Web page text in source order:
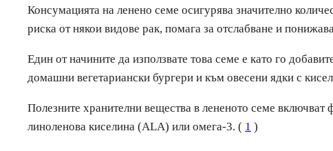
Консумацията на ленено семе осигурява значително
риска от някои видове рак, помага за отслабване и
Един от начините да използвате това семе е като го
домашни вегетариански бургери и към овесени ядки с
Полезните хранителни вещества в лененото семе
линоленова киселина (ALA) или омега-3. ( 1 )